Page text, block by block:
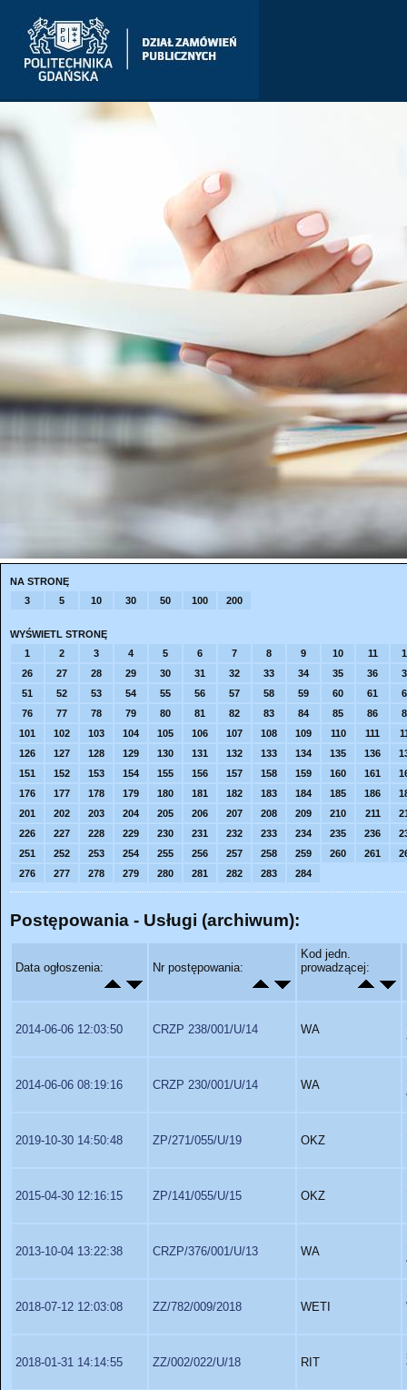
NA STRONĘ
3
5 10 30 50 100 200
WYŚWIETL STRONĘ
1
2 3 4 5 6 7 8 9 10 11
26
27 28 29 30 31 32 33 34 35 36
51
52 53 54 55 56 57 58 59 60 61
76
77 78 79 80 81 82 83 84 85 86
101
102 103 104 105 106 107 108 109 110 111
126
127 128 129 130 131 132 133 134 135 136
151
152 153 154 155 156 157 158 159 160 161
176
177 178 179 180 181 182 183 184 185 186
201
202 203 204 205 206 207 208 209 210 211
226
227 228 229 230 231 232 233 234 235 236
251
252 253 254 255 256 257 258 259 260 261
276
277 278 279 280 281 282 283 284
Postępowania - Usługi (archiwum):
Data ogłoszenia: Nr postępowania:
Kod jedn.
prowadzącej:
2014-06-06 12:03:50 CRZP 238/001/U/14 WA
2014-06-06 08:19:16 CRZP 230/001/U/14 WA
2019-10-30 14:50:48 ZP/271/055/U/19 OKZ
2015-04-30 12:16:15 ZP/141/055/U/15 OKZ
2013-10-04 13:22:38 CRZP/376/001/U/13 WA
2018-07-12 12:03:08 ZZ/782/009/2018 WETI
2018-01-31 14:14:55 ZZ/002/022/U/18 RIT